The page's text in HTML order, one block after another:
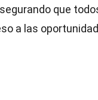
que
a las